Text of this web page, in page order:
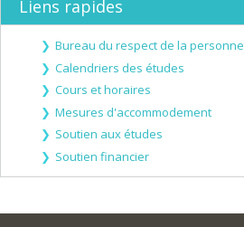
Liens rapides
Bureau du respect de la personne
Calendriers des études
Cours et horaires
Mesures d'accommodement
Soutien aux études
Soutien financier